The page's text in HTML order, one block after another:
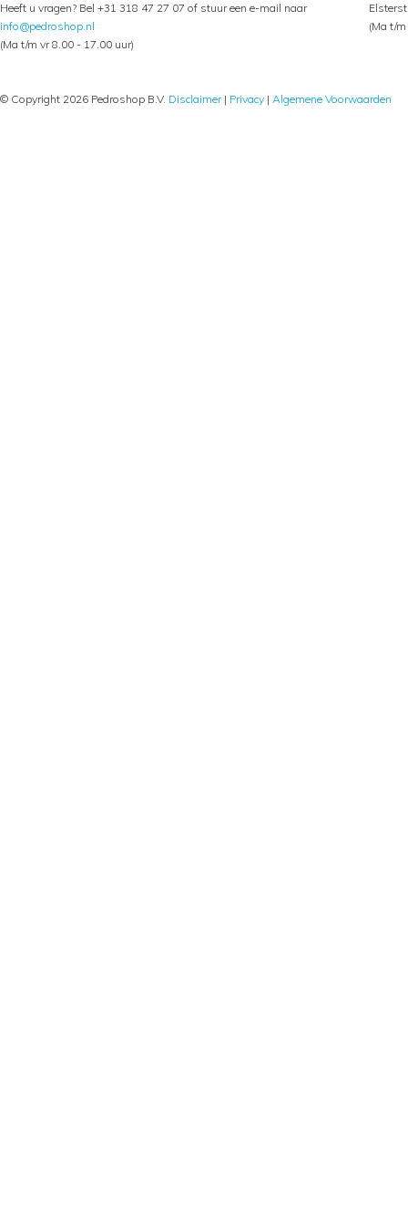
Heeft u vragen? Bel +31 318 47 27 07 of stuur een e-mail naar
info@pedroshop.nl
(Ma t/m vr 8.00 - 17.00 uur)
(Ma t/
© Copyright 2026 Pedroshop B.V. Disclaimer| Privacy | Algemene Voorwaarden